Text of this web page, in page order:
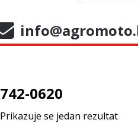
742-0620
Prikazuje se jedan rezultat